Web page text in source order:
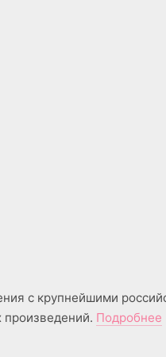
с крупнейшими
Подробнее